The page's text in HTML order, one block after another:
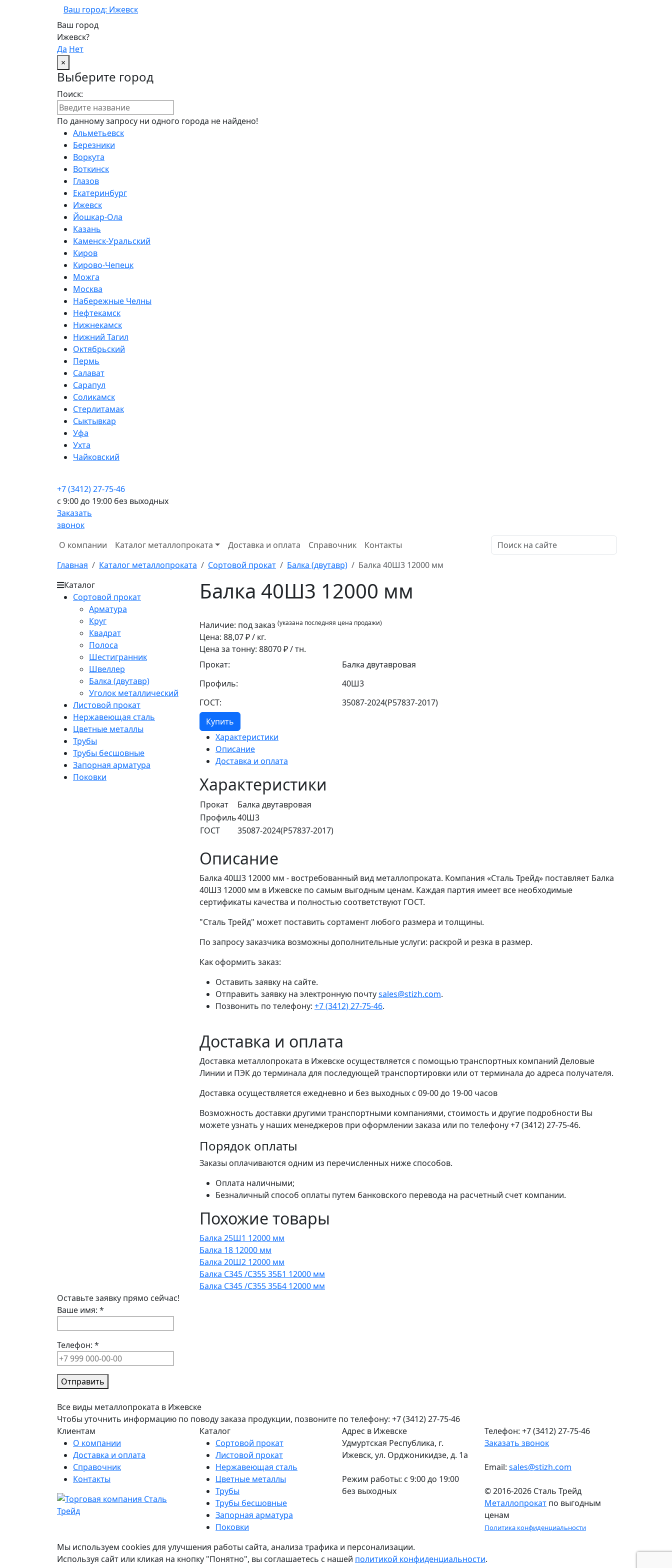
Ваш город: Ижевск
Ваш город
Ижевск?
Да Нет
×
Выберите город
Поиск:
По данному запросу ни одного города не найдено!
Альметьевск
Березники
Воркута
Воткинск
Глазов
Екатеринбург
Ижевск
Йошкар-Ола
Казань
Каменск-Уральский
Киров
Кирово-Чепецк
Можга
Москва
Набережные Челны
Нефтекамск
Нижнекамск
Нижний Тагил
Октябрьский
Пермь
Салават
Сарапул
Соликамск
Стерлитамак
Сыктывкар
Уфа
Ухта
Чайковский
+7 (3412) 27-75-46
c 9:00 до 19:00 без выходных
Заказать
звонок
О компании
Каталог металлопроката Доставка и оплата Справочник
Контакты
Главная
Каталог металлопроката Сортовой прокат Балка (двутавр)
Балка 40Ш3 12000 мм
Каталог
Сортовой прокат
Арматура
Круг
Квадрат
Полоса
Шестигранник
Швеллер
Балка (двутавр)
Уголок металлический
Листовой прокат
Нержавеющая сталь
Цветные металлы
Трубы
Трубы бесшовные
Запорная арматура
Поковки
Балка 40Ш3 12000 мм
Наличие: под заказ (указана последняя цена продажи)
Цена: 88,07₽ / кг.
Цена за тонну: 88070₽ / тн.
Прокат:
Балка двутавровая
Профиль:
40Ш3
ГОСТ:
35087-2024(Р57837-2017)
Купить
Характеристики
Описание
Доставка и оплата
Характеристики
Прокат
Балка двутавровая
Профиль40Ш3
ГОСТ
35087-2024(Р57837-2017)
Описание
Балка 40Ш3 12000 мм - востребованный вид металлопроката. Компания «Сталь Трейд» поставляет Балка
40Ш3 12000 мм в Ижевске по самым выгодным ценам. Каждая партия имеет все необходимые
сертификаты качества и полностью соответствуют ГОСТ.
"Сталь Трейд" может поставить сортамент любого размера и толщины.
По запросу заказчика возможны дополнительные услуги: раскрой и резка в размер.
Как оформить заказ:
Оставить заявку на сайте.
Отправить заявку на электронную почтуsales@stizh.com.
Позвонить по телефону: +7 (3412) 27-75-46.
Доставка и оплата
Доставка металлопроката в Ижевске осуществляется с помощью транспортных компаний Деловые
Линии и ПЭК до терминала для последующей транспортировки или от терминала до адреса получателя.
Доставка осуществляется ежедневно и без выходных с 09-00 до 19-00 часов
Возможность доставки другими транспортными компаниями, стоимость и другие подробности Вы
можете узнать у наших менеджеров при оформлении заказа или по телефону +7 (3412) 27-75-46.
Порядок оплаты
Заказы оплачиваются одним из перечисленных ниже способов.
Оплата наличными;
Безналичный способ оплаты путем банковского перевода на расчетный счет компании.
Похожие товары
Балка 25Ш1 12000 мм
Балка 18 12000 мм
Балка 20Ш2 12000 мм
Балка С345 /С355 35Б1 12000 мм
Балка С345 /С355 35Б4 12000 мм
Оставьте заявку прямо сейчас!
Ваше имя: *
Телефон: *
Отправить
Все виды металлопроката в Ижевске
Чтобы уточнить информацию по поводу заказа продукции, позвоните по телефону: +7 (3412) 27-75-46
Клиентам
О компании
Доставка и оплата
Справочник
Контакты
Каталог
Сортовой прокат
Листовой прокат
Нержавеющая сталь
Цветные металлы
Трубы
Трубы бесшовные
Запорная арматура
Поковки
Адрес в Ижевске
Удмуртская Республика, г.
Ижевск, ул. Орджоникидзе, д. 1а
Режим работы: c 9:00 до 19:00
без выходных
Телефон: +7 (3412) 27-75-46
Заказать звонок
Email: sales@stizh.com
© 2016-2026 Сталь Трейд
Металлопрокат по выгодным
ценам
Политика конфиденциальности
Мы используем cookies для улучшения работы сайта, анализа трафика и персонализации.
Используя сайт или кликая на кнопку "Понятно", вы соглашаетесь с нашей политикой конфиденциальности.